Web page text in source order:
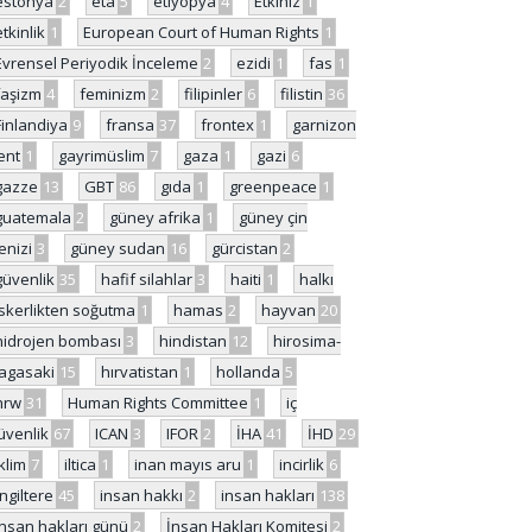
1 European Court of Human Rights 1
Periyodik İnceleme 2 ezidi 1 fas 1
4 feminizm 2 filipinler 6 filistin 36
9 fransa 37 frontex 1
garnizon
1 gayrimüslim 7 gaza 1 gazi 6
13 GBT 86 gıda 1 greenpeace 1
2 güney afrika 1
güney çin
3 güney sudan 16 gürcistan 2
35 hafif silahlar 3 haiti 1
halkı
soğutma 1 hamas 2 hayvan 20
bombası 3 hindistan 12
hirosima-
15 hırvatistan 1 hollanda 5
31 Human Rights Committee 1
iç
67 ICAN 3 IFOR 2 İHA 41 İHD 29
7 iltica 1 inan mayıs aru 1 incirlik 6
45 insan hakkı 2 insan hakları 138
hakları günü 2 İnsan Hakları Komitesi 2